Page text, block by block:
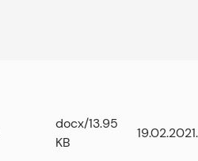
docx/13.95
KB
19.02.2021.